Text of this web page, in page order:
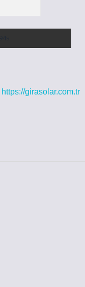
https://girasolar.com.tr